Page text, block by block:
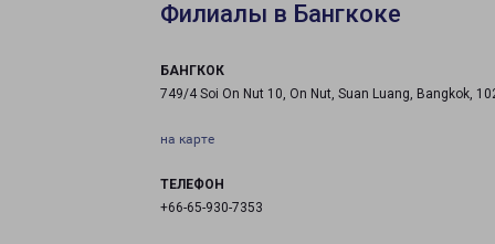
Филиалы в Бангкоке
БАНГКОК
749/4 Soi On Nut 10, On Nut, Suan Luang, Bangkok,
на карте
ТЕЛЕФОН
+66-65-930-7353